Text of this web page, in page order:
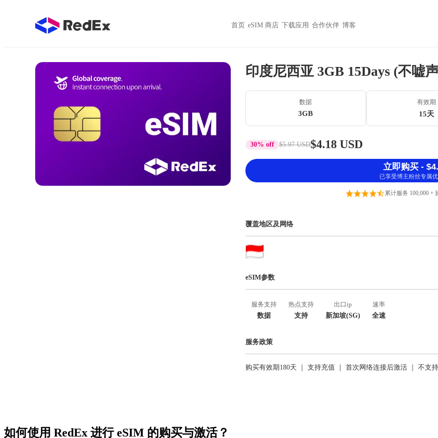
首页 eSIM 商店 下载应用 合作伙伴 博客
印度尼西亚 3GB 15Days (不嘘
数据
3GB
有效期
15天
30% off $5.97 USD$4.18 USD
立即购买 -
已享受博主粉丝专属
累计服务 100,000 +
覆盖地区及网络
eSIM参数
服务支持
数据
热点支持
支持
出口ip
新加坡(SG)
速率
全速
服务政策
购买有效期180天 ｜ 支持充值 ｜ 首次网络连接后激活 ｜ 不支
如何使用 RedEx 进行 eSIM 的购买与激活？